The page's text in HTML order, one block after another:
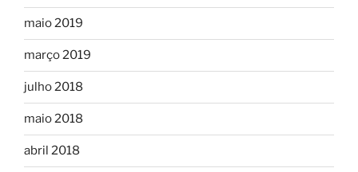
maio 2019
março 2019
julho 2018
maio 2018
abril 2018